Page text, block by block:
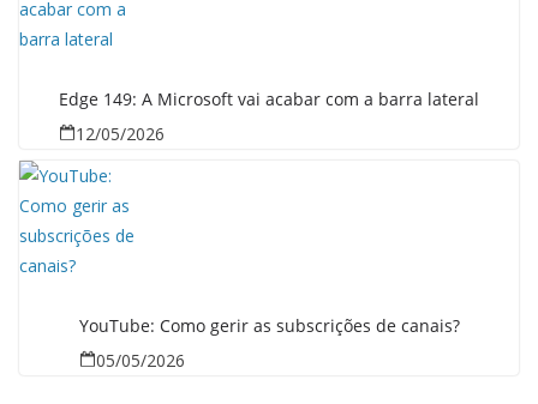
Edge 149: A Microsoft vai acabar com a barra lateral
12/05/2026
YouTube: Como gerir as subscrições de canais?
05/05/2026